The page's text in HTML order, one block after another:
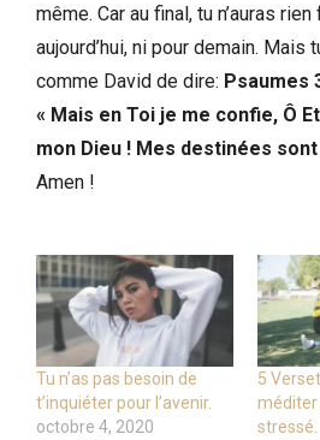
même. Car au final, tu n’auras
aujourd’hui, ni pour demain. Mais
comme David de dire: Psaumes
« Mais en Toi je me confie, Ô
mon Dieu ! Mes destinées
Amen !
Tu n’as pas besoin de
t’inquiéter pour l’avenir.
octobre 4, 2020
5
méditer
stressé.